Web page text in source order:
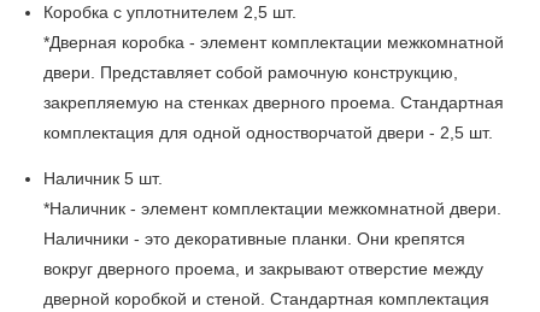
Коробка с уплотнителем 2,5 шт.
*Дверная коробка - элемент комплектации межкомнатной
двери. Представляет собой рамочную конструкцию,
закрепляемую на стенках дверного проема. Стандартная
комплектация для одной одностворчатой двери - 2,5 шт.
Наличник 5 шт.
*Наличник - элемент комплектации межкомнатной двери.
Наличники - это декоративные планки. Они крепятся
вокруг дверного проема, и закрывают отверстие между
дверной коробкой и стеной. Стандартная комплектация